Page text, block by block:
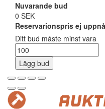
Nuvarande bud
0 SEK
Reservarionspris ej
Ditt bud måste minst vara
Lägg bud